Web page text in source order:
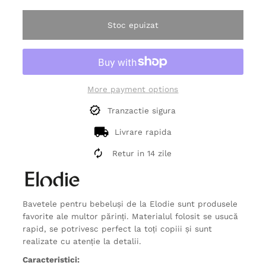
Stoc epuizat
More payment options
Tranzactie sigura
Livrare rapida
Retur in 14 zile
Bavetele pentru bebeluși de la Elodie sunt produsele
favorite ale multor părinți. Materialul folosit se usucă
rapid, se potrivesc perfect la toți copiii și sunt
realizate cu atenție la detalii.
Caracteristici: